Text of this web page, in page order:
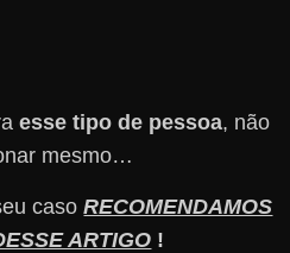
esse tipo de pessoa, não
mesmo…
casoRECOMENDAMOS
ARTIGO !